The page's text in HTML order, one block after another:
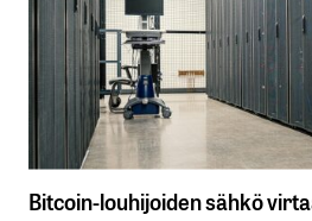
Bitcoin-louhijoiden sähkö